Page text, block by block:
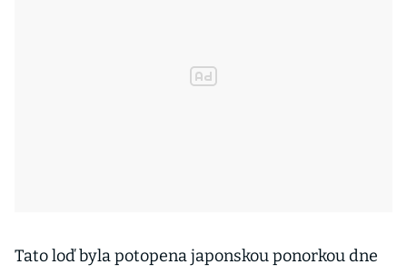
Tato loď byla potopena japonskou ponorkou dne